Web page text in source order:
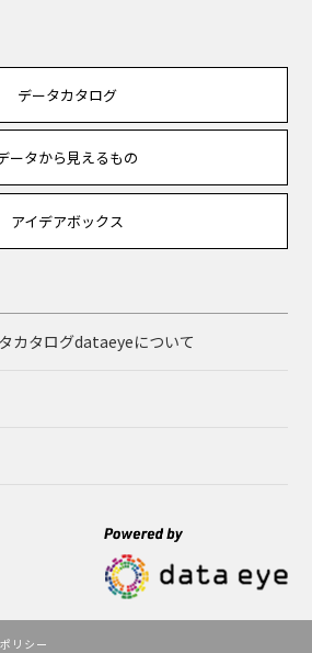
データカタログ
ータから見えるもの
アイデアボックス
カタログdataeyeについて
リシー